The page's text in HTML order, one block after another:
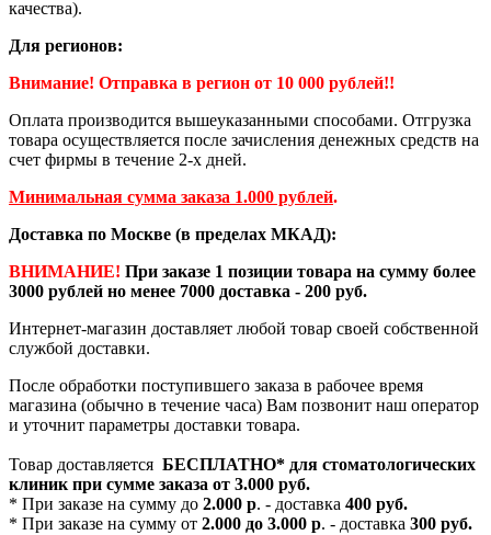
качества).
Для регионов:
Внимание! Отправка в регион от 10 000 рублей!!
Оплата производится вышеуказанными способами. Отгрузка
товара осуществляется после зачисления денежных средств на
счет фирмы в течение 2-х дней.
Минимальная сумма заказа 1.000 рублей.
Доставка по Москве (в пределах МКАД):
ВНИМАНИЕ! При заказе 1 позиции товара на сумму более
3000 рублей но менее 7000 доставка - 200 руб.
Интернет-магазин доставляет любой товар своей собственной
службой доставки.
После обработки поступившего заказа в рабочее время
магазина (обычно в течение часа) Вам позвонит наш оператор
и уточнит параметры доставки товара.
Товар доставляется БЕСПЛАТНО* для стоматологических
клиник при сумме заказа от 3.000 руб.
* При заказе на сумму до 2.000 р. - доставка 400 руб.
* При заказе на сумму от 2.000 до 3.000 р. - доставка 300 руб.